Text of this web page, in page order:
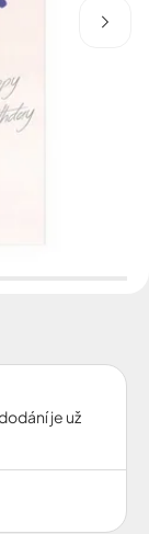
je už